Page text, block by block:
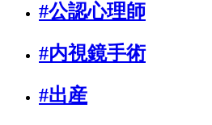
#公認心理師
#内視鏡手術
#出産